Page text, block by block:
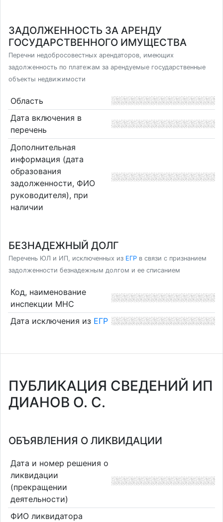
ЗАДОЛЖЕННОСТЬ ЗА АРЕНДУ
ГОСУДАРСТВЕННОГО ИМУЩЕСТВА
Перечни недобросовестных арендаторов, имеющих
задолженность по платежам за арендуемые государственные
объекты недвижимости
Область
Дата включения в
перечень
Дополнительная
информация (дата
образования
задолженности, ФИО
руководителя), при
наличии
БЕЗНАДЕЖНЫЙ ДОЛГ
Перечень ЮЛ и ИП, исключенных из ЕГР в связи с признанием
задолженности безнадежным долгом и ее списанием
Код, наименование
инспекции МНС
Дата исключения из ЕГР
ПУБЛИКАЦИЯ СВЕДЕНИЙ ИП
ДИАНОВ О. С.
ОБЪЯВЛЕНИЯ О ЛИКВИДАЦИИ
Дата и номер решения о
ликвидации
(прекращении
деятельности)
ФИО ликвидатора